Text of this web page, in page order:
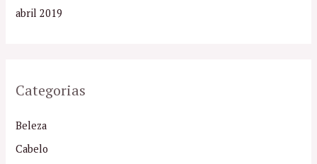
abril 2019
Categorias
Beleza
Cabelo